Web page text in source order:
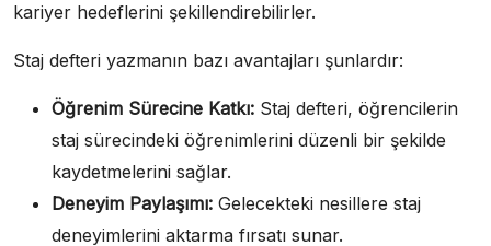
kariyer hedeflerini şekillendirebilirler.
Staj defteri yazmanın bazı avantajları şunlardır:
Öğrenim Sürecine Katkı: Staj defteri, öğrencilerin
staj sürecindeki öğrenimlerini düzenli bir şekilde
kaydetmelerini sağlar.
Deneyim Paylaşımı: Gelecekteki nesillere staj
deneyimlerini aktarma fırsatı sunar.